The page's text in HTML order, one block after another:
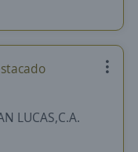
LUCAS,C.A.